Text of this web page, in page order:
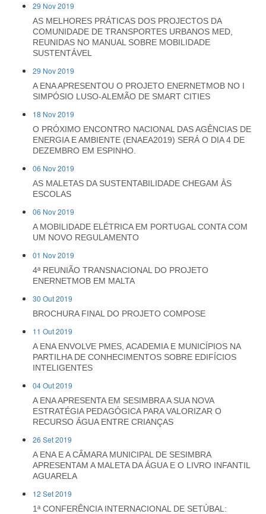
29 Nov 2019
AS MELHORES PRÁTICAS DOS PROJECTOS DA
COMUNIDADE DE TRANSPORTES URBANOS MED,
REUNIDAS NO MANUAL SOBRE MOBILIDADE
SUSTENTÁVEL
29 Nov 2019
A ENA APRESENTOU O PROJETO ENERNETMOB NO I
SIMPÓSIO LUSO-ALEMÃO DE SMART CITIES
18 Nov 2019
O PRÓXIMO ENCONTRO NACIONAL DAS AGÊNCIAS DE
ENERGIA E AMBIENTE (ENAEA2019) SERÁ O DIA 4 DE
DEZEMBRO EM ESPINHO.
06 Nov 2019
AS MALETAS DA SUSTENTABILIDADE CHEGAM ÀS
ESCOLAS
06 Nov 2019
A MOBILIDADE ELÉTRICA EM PORTUGAL CONTA COM
UM NOVO REGULAMENTO
01 Nov 2019
4ª REUNIÃO TRANSNACIONAL DO PROJETO
ENERNETMOB EM MALTA
30 Out 2019
BROCHURA FINAL DO PROJETO COMPOSE
11 Out 2019
A ENA ENVOLVE PMES, ACADEMIA E MUNICÍPIOS NA
PARTILHA DE CONHECIMENTOS SOBRE EDIFÍCIOS
INTELIGENTES
04 Out 2019
A ENA APRESENTA EM SESIMBRA A SUA NOVA
ESTRATÉGIA PEDAGÓGICA PARA VALORIZAR O
RECURSO ÁGUA ENTRE CRIANÇAS
26 Set 2019
A ENA E A CÂMARA MUNICIPAL DE SESIMBRA
APRESENTAM A MALETA DA ÁGUA E O LIVRO INFANTIL
AGUARELA
12 Set 2019
1ª CONFERÊNCIA INTERNACIONAL DE SETÚBAL: